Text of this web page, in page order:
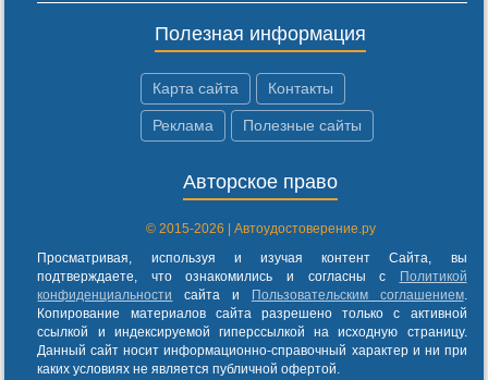
Полезная информация
Карта сайта Контакты
Реклама Полезные сайты
Авторское право
© 2015-2026 | Автоудостоверение.ру
Просматривая, используя и изучая контент Сайта, вы
подтверждаете, что ознакомились и согласны с
Политикой
конфиденциальности
сайта и Пользовательским соглашением.
Копирование материалов сайта разрешено только с активной
ссылкой и индексируемой гиперссылкой на исходную страницу.
Данный сайт носит информационно-справочный характер и ни при
каких условиях не является публичной офертой.